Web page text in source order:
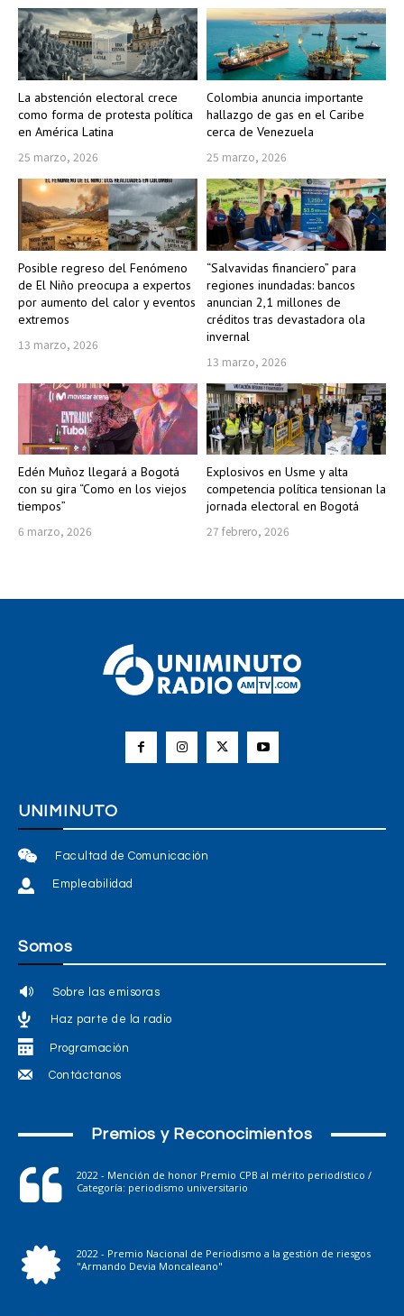
La abstención electoral crece
como forma de protesta política
en América Latina
25 marzo, 2026
Colombia anuncia importante
hallazgo de gas en el Caribe
cerca de Venezuela
25 marzo, 2026
Posible regreso del Fenómeno
de El Niño preocupa a expertos
por aumento del calor y eventos
extremos
13 marzo, 2026
“Salvavidas financiero” para
regiones inundadas: bancos
anuncian 2,1 millones de
créditos tras devastadora ola
invernal
13 marzo, 2026
Edén Muñoz llegará a Bogotá
con su gira “Como en los viejos
tiempos”
6 marzo, 2026
Explosivos en Usme y alta
competencia política tensionan la
jornada electoral en Bogotá
27 febrero, 2026
UNIMINUTO
Facultad de Comunicación
Empleabilidad
Somos
Sobre las emisoras
Haz parte de la radio
Programación
Contáctanos
Premios y Reconocimientos
2022 - Mención de honor Premio CPB al mérito periodístico /
Categoría: periodismo universitario
2022 - Premio Nacional de Periodismo a la gestión de riesgos
"Armando Devia Moncaleano"